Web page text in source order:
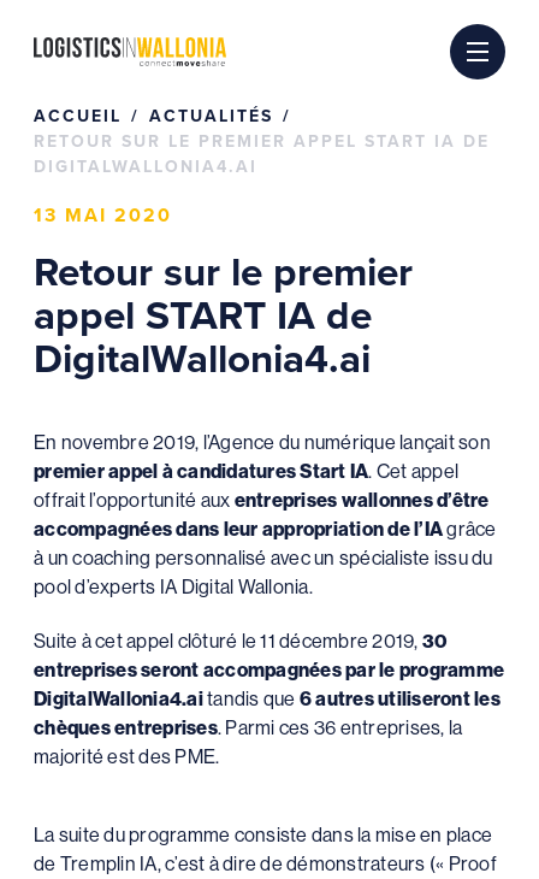
ACCUEIL
ACTUALITÉS
RETOUR SUR LE PREMIER APPEL START IA DE
DIGITALWALLONIA4.AI
13 MAI 2020
Retour sur le premier
appel START IA de
DigitalWallonia4.ai
En novembre 2019, l’Agence du numérique lançait son
premier appel à candidatures Start IA. Cet appel
offrait l’opportunité aux entreprises wallonnes d’être
accompagnées dans leur appropriation de l’IAgrâce
à un coaching personnalisé avec un spécialiste issu du
pool d’experts IA Digital Wallonia.
Suite à cet appel clôturé le 11 décembre 2019, 30
entreprises seront accompagnées par le programme
DigitalWallonia4.aitandis que 6 autres utiliseront les
chèques entreprises. Parmi ces 36 entreprises, la
majorité est des PME.
La suite du programme consiste dans la mise en place
de Tremplin IA, c’est à dire de démonstrateurs (« Proof